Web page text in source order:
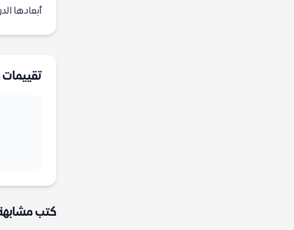
أبعادها
تقييمات
كتب